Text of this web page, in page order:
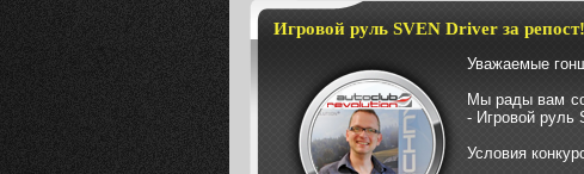
Игровой руль SVEN Driver за репост!
Уважаемые
Мы рады вам
- Игровой руль
Условия